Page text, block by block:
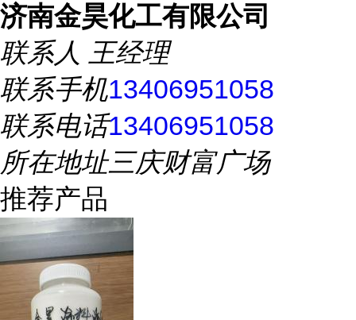
济南金昊化工有限公司
联系人 王经理
联系手机13406951058
联系电话13406951058
所在地址三庆财富广场
推荐产品